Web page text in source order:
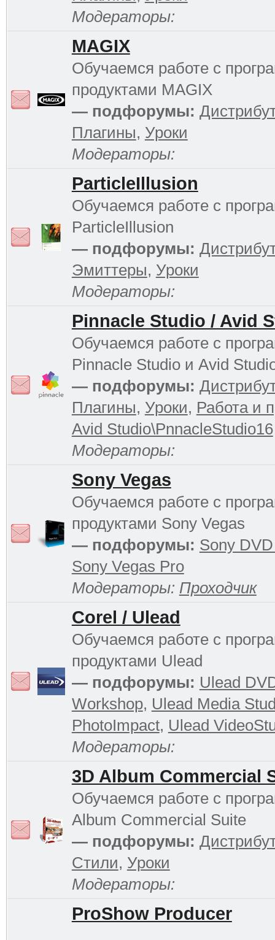
Модераторы:
MAGIX
Обучаемся работе с
продуктами MAGIX
— подфорумы:
Плагины, Уроки
Модераторы:
ParticleIllusion
Обучаемся работе с
ParticleIllusion
— подфорумы:
Эмиттеры, Уроки
Модераторы:
Pinnacle Studio / Avid
Обучаемся работе с
Pinnacle Studio и Avid
— подфорумы:
Плагины, Уроки, Работа и
Avid Studio\PnnacleStudio16
Модераторы:
Sony Vegas
Обучаемся работе с
продуктами Sony Vegas
— подфорумы: Sony
Sony Vegas Pro
Модераторы: Проходчик
Corel / Ulead
Обучаемся работе с
продуктами Ulead
— подфорумы: Ulead
Workshop, Ulead Media
PhotoImpact, Ulead
Модераторы:
3D Album Commercial
Обучаемся работе с
Album Commercial Suite
— подфорумы:
Стили, Уроки
Модераторы:
ProShow Producer